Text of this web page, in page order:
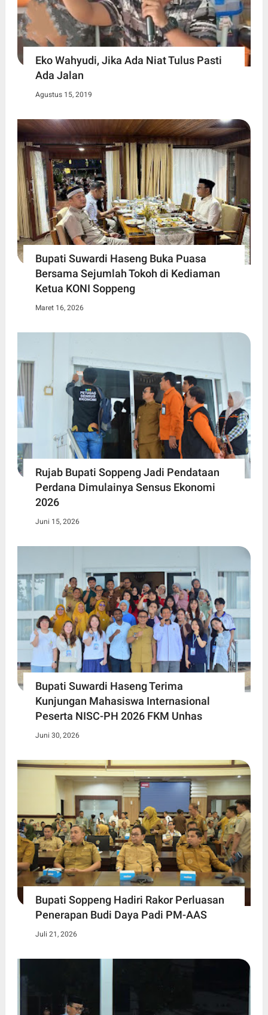
Eko Wahyudi, Jika Ada Niat Tulus Pasti
Ada Jalan
Agustus 15, 2019
Bupati Suwardi Haseng Buka Puasa
Bersama Sejumlah Tokoh di Kediaman
Ketua KONI Soppeng
Maret 16, 2026
Rujab Bupati Soppeng Jadi Pendataan
Perdana Dimulainya Sensus Ekonomi
2026
Juni 15, 2026
Bupati Suwardi Haseng Terima
Kunjungan Mahasiswa Internasional
Peserta NISC-PH 2026 FKM Unhas
Juni 30, 2026
Bupati Soppeng Hadiri Rakor Perluasan
Penerapan Budi Daya Padi PM-AAS
Juli 21, 2026